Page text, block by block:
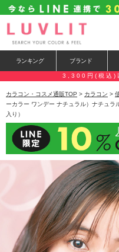
ランキング ブランド
3,300円(税込)
カラコン・コスメ通販TOP > カラコン >
ーカラー ワンデー ナチュラル）ナチュ
入り）